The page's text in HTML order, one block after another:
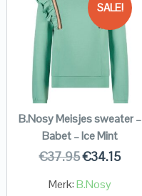
SALE!
B.Nosy Meisjes sweater –
Babet – Ice Mint
€37.95€34.15
Merk:B.Nosy